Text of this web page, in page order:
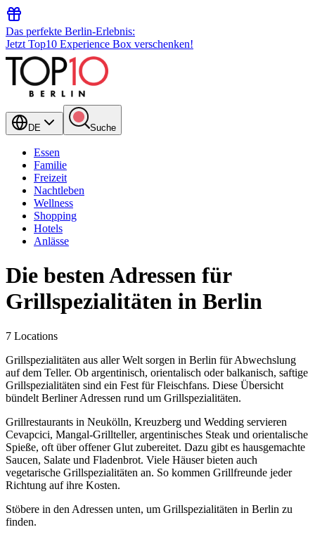
Das perfekte Berlin-Erlebnis:
Jetzt Top10 Experience Box verschenken!
DE Suche
Essen
Familie
Freizeit
Nachtleben
Wellness
Shopping
Hotels
Anlässe
Die besten Adressen für
Grillspezialitäten in Berlin
7 Locations
Grillspezialitäten aus aller Welt sorgen in Berlin für Abwechslung
auf dem Teller. Ob argentinisch, orientalisch oder balkanisch, saftige
Grillspezialitäten sind ein Fest für Fleischfans. Diese Übersicht
bündelt Berliner Adressen rund um Grillspezialitäten.
Grillrestaurants in Neukölln, Kreuzberg und Wedding servieren
Cevapcici, Mangal-Grillteller, argentinisches Steak und orientalische
Spieße, oft über offener Glut zubereitet. Dazu gibt es hausgemachte
Saucen, Salate und Fladenbrot. Viele Häuser bieten auch
vegetarische Grillspezialitäten an. So kommen Grillfreunde jeder
Richtung auf ihre Kosten.
Stöbere in den Adressen unten, um Grillspezialitäten in Berlin zu
finden.